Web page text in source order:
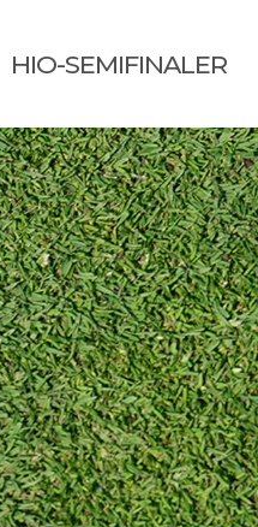
HIO-SEMIFINALER